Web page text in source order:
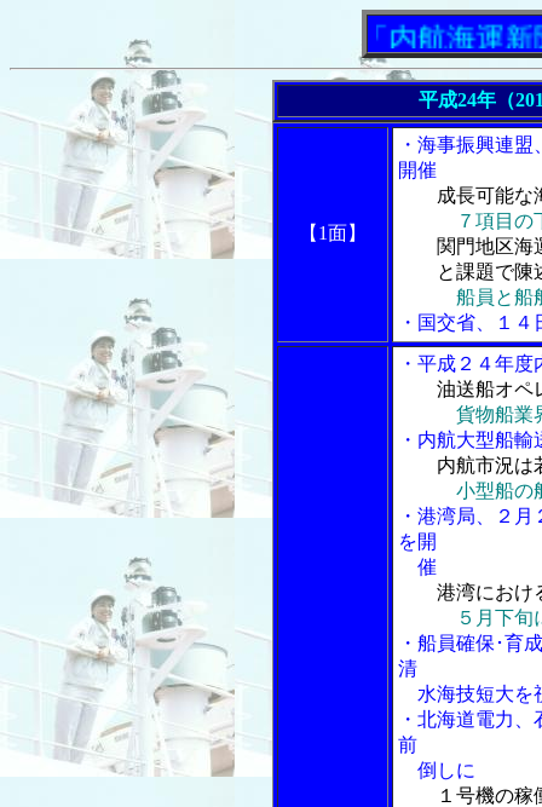
「内航海運新聞」
平成24年（
【1面】
・海事振興連
開催
成長可能な
７項目
関門地区海運
と課題で陳
船員と船
・国交省、１
・平成２４年
油送船オペ
貨物船業
・内航大型船
内航市況は
小型船の
・港湾局、２
を開
催
港湾におけ
５月下旬
・船員確保･育
清
水海技短大を
・北海道電力
前
倒しに
１号機の